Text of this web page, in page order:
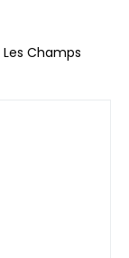
Les Champs